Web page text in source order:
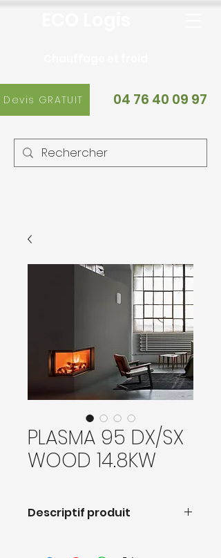
Devis GRATUIT 04 76 40 09 97
PLASMA 95 DX/SX
WOOD 14.8KW
Descriptif produit